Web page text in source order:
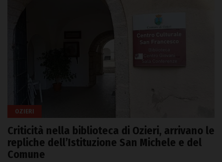
OZIERI
Criticità nella biblioteca di Ozieri, arrivano le
repliche dell’Istituzione San Michele e del
Comune